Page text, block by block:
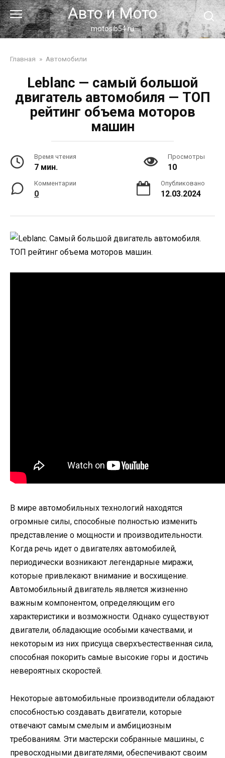
Перейти
к
контенту
Авто и Мото
motosib54.ru
Главная » Автомобили
Leblanc — самый большой
двигатель автомобиля — ТОП
рейтинг объема моторов
машин
Время чтения
7 мин.
Просмотры
10
Комментарии
0
Опубликовано
12.03.2024
В мире автомобильных технологий находятся
огромные силы, способные полностью изменить
представление о мощности и производительности.
Когда речь идет о двигателях автомобилей,
периодически возникают легендарные миражи,
которые привлекают внимание и восхищение.
Автомобильный двигатель является жизненно
важным компонентом, определяющим его
характеристики и возможности. Однако существуют
двигатели, обладающие особыми качествами, и
некоторым из них присуща сверхъестественная сила,
способная покорить самые высокие горы и достичь
невероятных скоростей.
Некоторые автомобильные производители обладают
способностью создавать двигатели, которые
отвечают самым смелым и амбициозным
требованиям. Эти мастерски собранные машины, с
превосходными двигателями, обеспечивают своим